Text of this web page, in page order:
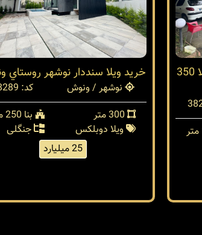
فروش ویلا سنددار در شمال | ویلا 350
خرید ویلا سنددار نوشهر روستاي
نوشهر / ونوش
کد: 38289
بنا 250 متر
ویلا دوبلکس
جنگلی
25 میلیارد